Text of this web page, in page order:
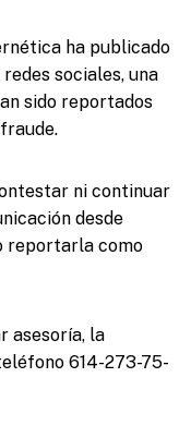
ha publicado
sociales, una
sido reportados
ni continuar
desde
reportarla como
asesoría, la
614-273-75-